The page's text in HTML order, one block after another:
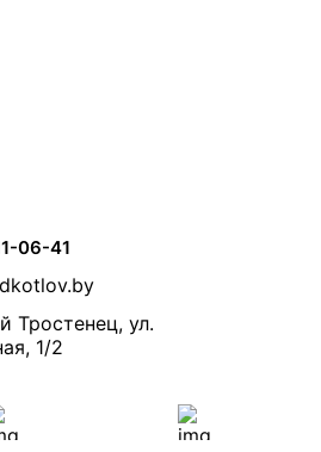
06-41
Тростенец, ул.
1/2